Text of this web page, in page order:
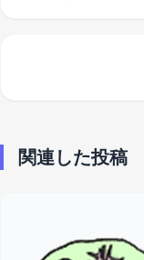
関連した投稿